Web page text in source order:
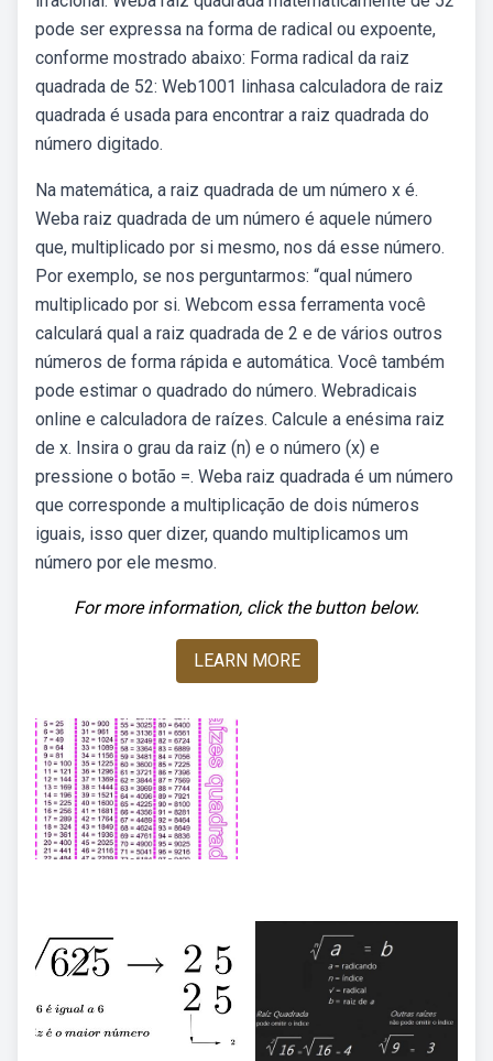
pode ser expressa na forma de radical ou expoente,
conforme mostrado abaixo: Forma radical da raiz
quadrada de 52: Web1001 linhasa calculadora de raiz
quadrada é usada para encontrar a raiz quadrada do
número digitado.
Na matemática, a raiz quadrada de um número x é.
Weba raiz quadrada de um número é aquele número
que, multiplicado por si mesmo, nos dá esse número.
Por exemplo, se nos perguntarmos: “qual número
multiplicado por si. Webcom essa ferramenta você
calculará qual a raiz quadrada de 2 e de vários outros
números de forma rápida e automática. Você também
pode estimar o quadrado do número. Webradicais
online e calculadora de raízes. Calcule a enésima raiz
de x. Insira o grau da raiz (n) e o número (x) e
pressione o botão =. Weba raiz quadrada é um número
que corresponde a multiplicação de dois números
iguais, isso quer dizer, quando multiplicamos um
número por ele mesmo.
For more information, click the button below.
LEARN MORE